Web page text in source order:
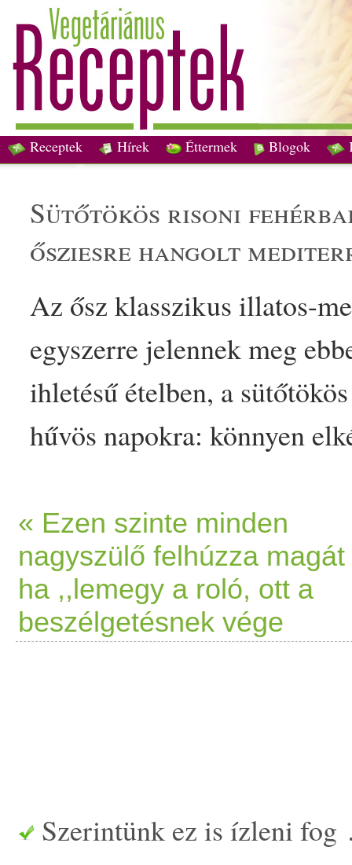
Receptek Hírek Éttermek Blogok
sütőtökös risoni fehér
ősziesre hangolt
Az őszklasszikus illatos-
egyszerre jelennek meg
ihletésű ételben, a sütőtök
hűvös napokra: könnyen
olaszmegfelelője, a riso
véletlen. Nevét arizs hez
élelmiszer,… The post
laskagombával -ősziesre h
« Ezen szinte minden
nagyszülő felhúzza magát
ha ,,lemegy a roló, ott a
beszélgetésnek vége
Szerintünk ez is ízleni